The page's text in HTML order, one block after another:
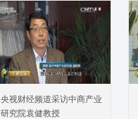
央视财经频道采访中商产业
研究院袁健教授